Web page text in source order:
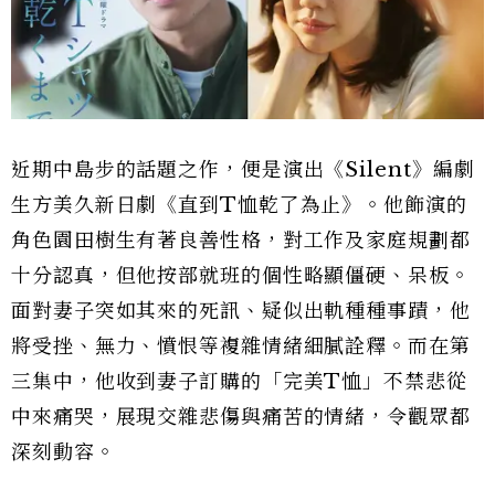
近期中島步的話題之作，便是演出《Silent》編劇
生方美久新日劇《直到T恤乾了為止》。他飾演的
角色園田樹生有著良善性格，對工作及家庭規劃都
十分認真，但他按部就班的個性略顯僵硬、呆板。
面對妻子突如其來的死訊、疑似出軌種種事蹟，他
將受挫、無力、憤恨等複雜情緒細膩詮釋。而在第
三集中，他收到妻子訂購的「完美T恤」不禁悲從
中來痛哭，展現交雜悲傷與痛苦的情緒，令觀眾都
深刻動容。